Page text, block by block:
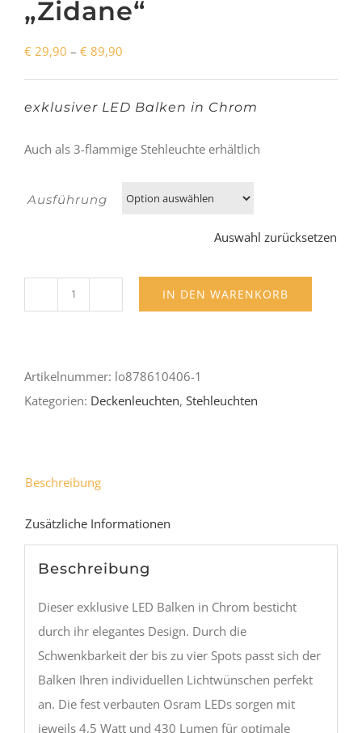
„Zidane“
€ 29,90 – € 89,90
bis
exklusiver LED Balken in Chrom
Auch als 3-flammige Stehleuchte erhältlich
Ausführung
Auswahl zurücksetzen
IN DEN WARENKORB
Artikelnummer: lo878610406-1
Kategorien: Deckenleuchten, Stehleuchten
Beschreibung
Zusätzliche Informationen
Beschreibung
Dieser exklusive LED Balken in Chrom besticht
durch ihr elegantes Design. Durch die
Schwenkbarkeit der bis zu vier Spots passt sich der
Balken Ihren individuellen Lichtwünschen perfekt
an. Die fest verbauten Osram LEDs sorgen mit
jeweils 4,5 Watt und 430 Lumen für optimale